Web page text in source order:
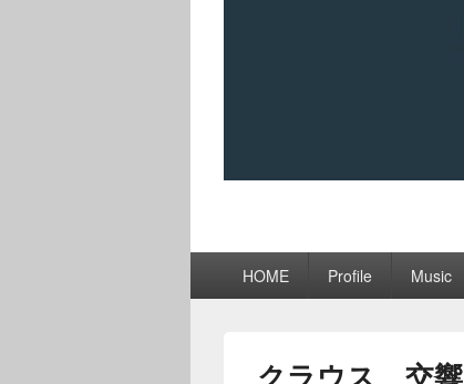
HOME Profile Music
クラウス 交響